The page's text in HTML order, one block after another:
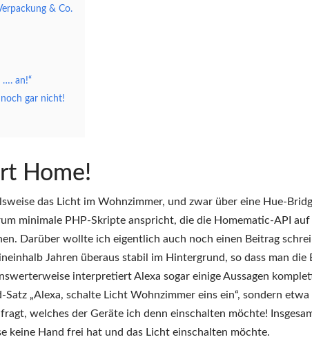
& Co.
…. an!“
noch gar nicht!
Home!
das Licht im Wohnzimmer, und zwar über eine Hue-
minimale PHP-Skripte anspricht, die die Homematic-API
Darüber wollte ich eigentlich auch noch einen Beitrag
Jahren überaus stabil im Hintergrund, so dass man
interpretiert Alexa sogar einige Aussagen
„Alexa, schalte Licht Wohnzimmer eins ein“, sondern etwa
welches der Geräte ich denn einschalten möchte!
keine Hand frei hat und das Licht einschalten möchte.